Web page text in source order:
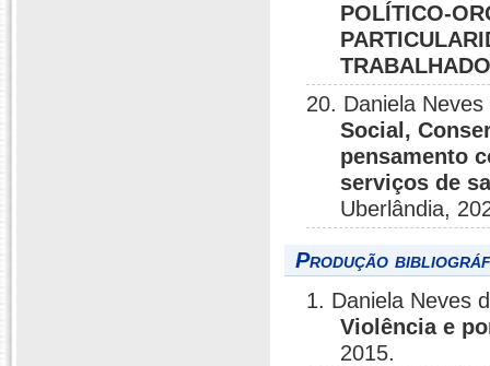
POLÍTICO-
20. Daniela
Social,
pensamento
serviços de
Uberlândia,
Produção
1. Daniela Neves
Violência e
2015.